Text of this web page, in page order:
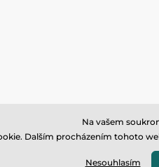
© 2026 www.eandilek.cz ⦁ E-
Na vašem
Dalším procházením tohoto
Nesouhlasím